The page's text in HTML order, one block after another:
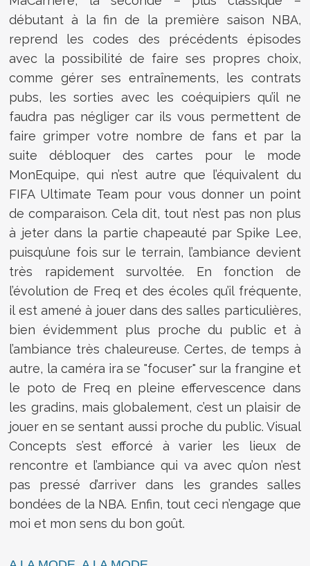
débutant à la fin de la première saison NBA,
reprend les codes des précédents épisodes
avec la possibilité de faire ses propres choix,
comme gérer ses entraînements, les contrats
pubs, les sorties avec les coéquipiers qu’il ne
faudra pas négliger car ils vous permettent de
faire grimper votre nombre de fans et par la
suite débloquer des cartes pour le mode
MonEquipe, qui n’est autre que l’équivalent du
FIFA Ultimate Team pour vous donner un point
de comparaison. Cela dit, tout n’est pas non plus
à jeter dans la partie chapeauté par Spike Lee,
puisqu’une fois sur le terrain, l’ambiance devient
très rapidement survoltée. En fonction de
l’évolution de Freq et des écoles qu’il fréquente,
il est amené à jouer dans des salles particulières,
bien évidemment plus proche du public et à
l’ambiance très chaleureuse. Certes, de temps à
autre, la caméra ira se "focuser" sur la frangine et
le poto de Freq en pleine effervescence dans
les gradins, mais globalement, c’est un plaisir de
jouer en se sentant aussi proche du public. Visual
Concepts s’est efforcé à varier les lieux de
rencontre et l’ambiance qui va avec qu’on n’est
pas pressé d’arriver dans les grandes salles
bondées de la NBA. Enfin, tout ceci n’engage que
moi et mon sens du bon goût.